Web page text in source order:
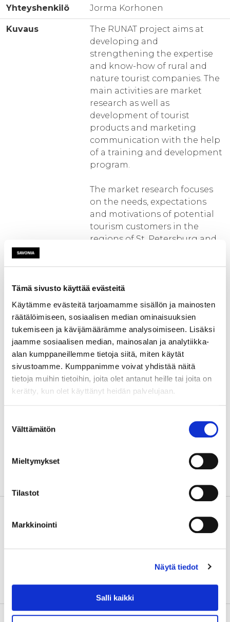
Tämä sivusto käyttää evästeitä
Käytämme evästeitä tarjoamamme sisällön ja mainosten
räätälöimiseen, sosiaalisen median ominaisuuksien
tukemiseen ja kävijämäärämme analysoimiseen. Lisäksi
jaamme sosiaalisen median, mainosalan ja analytiikka-
alan kumppaneillemme tietoja siitä, miten käytät
sivustoamme. Kumppanimme voivat yhdistää näitä
tietoja muihin tietoihin, joita olet antanut heille tai joita on
kerätty, kun olet käyttänyt heidän palvelujaan.
valinta
Välttämätön
Mieltymykset
Tilastot
Markkinointi
Näytä tiedot
Salli kaikki
Yhteyshenkilö Jorma Korhonen
Kuvaus
The RUNAT project aims at
developing and
strengthening the expertise
and know-how of rural and
nature tourist companies. The
main activities are market
research as well as
development of tourist
products and marketing
communication with the help
of a training and development
program.
The market research focuses
on the needs, expectations
and motivations of potential
tourism customers in the
regions of St. Petersburg and
holiday will be investigated.
The results of the market
research will be utilized in
training the companies to
develop new products and
improve the quality of their
services. The training and
development process also
improvement of e-marketing
between tourism and service
and development of market
insight and e-marketing of
Toimenpiteet